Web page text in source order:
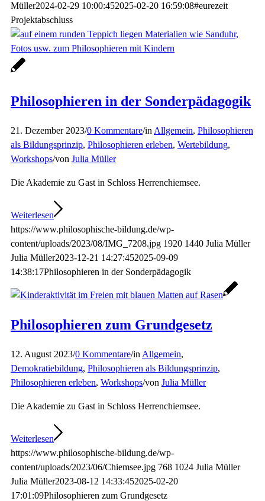
Müller2024-02-29 10:00:452025-02-20 16:59:08#eurezeit
Projektabschluss
Philosophieren in der Sonderpädagogik
21. Dezember 2023/0 Kommentare/in Allgemein, Philosophieren
als Bildungsprinzip, Philosophieren erleben, Wertebildung,
Workshops/von Julia Müller
Die Akademie zu Gast in Schloss Herrenchiemsee.
Weiterlesen
https://www.philosophische-bildung.de/wp-
content/uploads/2023/08/IMG_7208.jpg 1920 1440 Julia Müller
Julia Müller2023-12-21 14:27:452025-09-09
14:38:17Philosophieren in der Sonderpädagogik
Philosophieren zum Grundgesetz
12. August 2023/0 Kommentare/in Allgemein,
Demokratiebildung, Philosophieren als Bildungsprinzip,
Philosophieren erleben, Workshops/von Julia Müller
Die Akademie zu Gast in Schloss Herrenchiemsee.
Weiterlesen
https://www.philosophische-bildung.de/wp-
content/uploads/2023/06/Chiemsee.jpg 768 1024 Julia Müller
Julia Müller2023-08-12 14:33:452025-02-20
17:01:09Philosophieren zum Grundgesetz